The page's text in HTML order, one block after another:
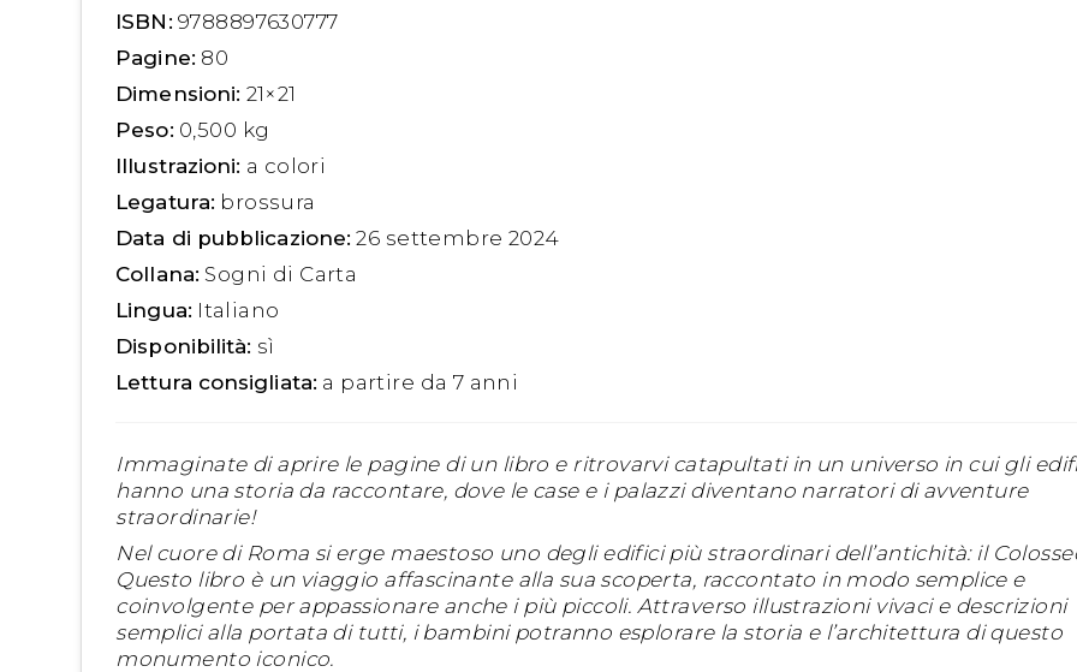
ISBN: 9788897630777
Pagine: 80
Dimensioni: 21×21
Peso: 0,500 kg
Illustrazioni: a colori
Legatura: brossura
Data di pubblicazione: 26 settembre 2024
Collana: Sogni di Carta
Lingua: Italiano
Disponibilità: sì
Lettura consigliata: a partire da 7 anni
Immaginate di aprire le pagine di un libro e ritrovarvi catapultati in un universo in cui gli
hanno una storia da raccontare, dove le case e i palazzi diventano narratori di avventure
straordinarie!
Nel cuore di Roma si erge maestoso uno degli edifici più straordinari dell’antichità: il
Questo libro è un viaggio affascinante alla sua scoperta, raccontato in modo semplice e
coinvolgente per appassionare anche i più piccoli. Attraverso illustrazioni vivaci e descrizioni
semplici alla portata di tutti, i bambini potranno esplorare la storia e l’architettura di questo
monumento iconico.